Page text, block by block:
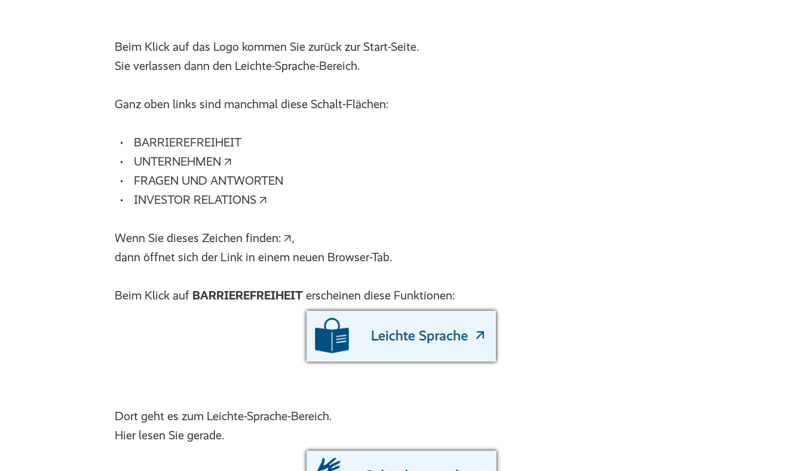
Beim Klick auf das Logo kommen Sie zurück zur Start-Seite.
Sie verlassen dann den Leichte-Sprache-Bereich.
Ganz oben links sind manchmal diese Schalt-Flächen:
BARRIEREFREIHEIT
UNTERNEHMEN ↗
FRAGEN UND ANTWORTEN
INVESTOR RELATIONS ↗
Wenn Sie dieses Zeichen finden: ↗,
dann öffnet sich der Link in einem neuen Browser-Tab.
Beim Klick auf BARRIEREFREIHEIT erscheinen diese Funktionen:
Dort geht es zum Leichte-Sprache-Bereich.
Hier lesen Sie gerade.